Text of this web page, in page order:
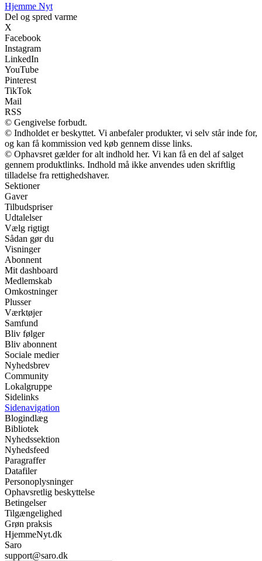
Hjemme Nyt
Del og spred varme
X
Facebook
Instagram
LinkedIn
YouTube
Pinterest
TikTok
Mail
RSS
© Gengivelse forbudt.
© Indholdet er beskyttet. Vi anbefaler produkter, vi selv står inde for,
og kan få kommission ved køb gennem disse links.
© Ophavsret gælder for alt indhold her. Vi kan få en del af salget
gennem produktlinks. Indhold må ikke anvendes uden skriftlig
tilladelse fra rettighedshaver.
Sektioner
Gaver
Tilbudspriser
Udtalelser
Vælg rigtigt
Sådan gør du
Visninger
Abonnent
Mit dashboard
Medlemskab
Omkostninger
Plusser
Værktøjer
Samfund
Bliv følger
Bliv abonnent
Sociale medier
Nyhedsbrev
Community
Lokalgruppe
Sidelinks
Sidenavigation
Blogindlæg
Bibliotek
Nyhedssektion
Nyhedsfeed
Paragraffer
Datafiler
Personoplysninger
Ophavsretlig beskyttelse
Betingelser
Tilgængelighed
Grøn praksis
HjemmeNyt.dk
Saro
support@saro.dk